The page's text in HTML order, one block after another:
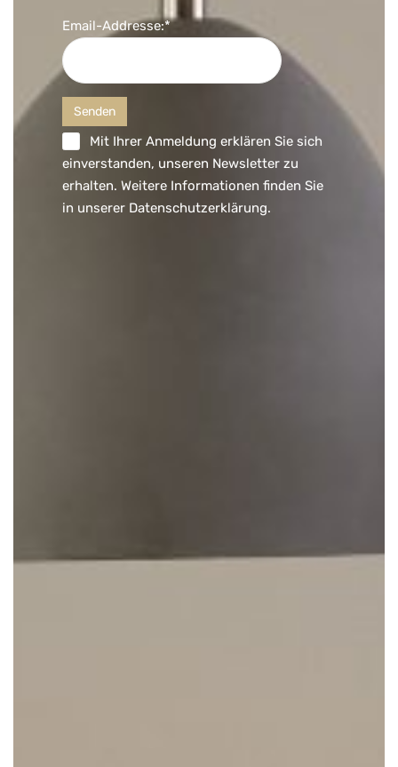
Email-Addresse:*
Mit Ihrer Anmeldung erklären Sie sich
einverstanden, unseren Newsletter zu
erhalten. Weitere Informationen finden Sie
in unserer Datenschutzerklärung.